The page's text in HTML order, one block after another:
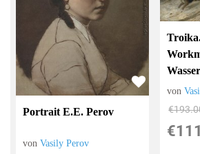
Portrait E.E. Perov
vonVasily Perov
Wasser
von